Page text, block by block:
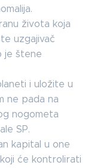
života koja
uzgajivač
je štene
i uložite u
ne pada na
nogometa
SP.
kapital u one
će kontrolirati